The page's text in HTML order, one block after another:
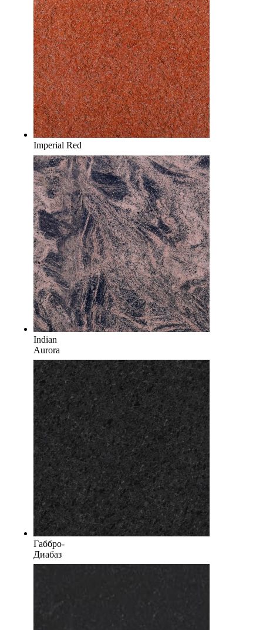
Imperial Red
Indian
Aurora
Габбро-
Диабаз